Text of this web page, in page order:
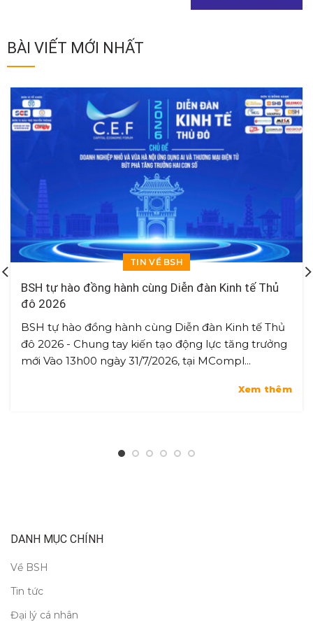
BÀI VIẾT MỚI NHẤT
TIN VỀ BSH
BSH tự hào đồng hành cùng Diễn đàn Kinh tế Thủ
đô 2026
BSH tự hào đồng hành cùng Diễn đàn Kinh tế Thủ
đô 2026 - Chung tay kiến tạo động lực tăng trưởng
mới Vào 13h00 ngày 31/7/2026, tại MCompl...
Xem thêm
DANH MỤC CHÍNH
Về BSH
Tin tức
Đại lý cá nhân